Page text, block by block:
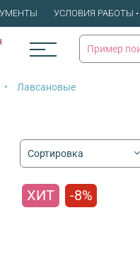
УСЛОВИЯ РАБОТЫ
Лавсановые
ХИТ -8%